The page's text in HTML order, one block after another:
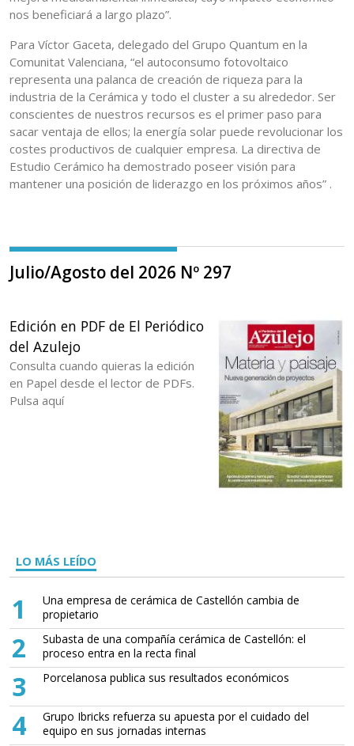
nos beneficiará a largo plazo”.
Para Víctor Gaceta, delegado del Grupo Quantum en la
Comunitat Valenciana, “el autoconsumo fotovoltaico
representa una palanca de creación de riqueza para la
industria de la Cerámica y todo el cluster a su alrededor. Ser
conscientes de nuestros recursos es el primer paso para
sacar ventaja de ellos; la energía solar puede revolucionar los
costes productivos de cualquier empresa. La directiva de
Estudio Cerámico ha demostrado poseer visión para
mantener una posición de liderazgo en los próximos años” .
Julio/Agosto del 2026 Nº 297
Edición en PDF de El Periódico
del Azulejo
Consulta cuando quieras la edición
en Papel desde el lector de PDFs.
Pulsa aquí
LO MÁS LEÍDO
1
Una empresa de cerámica de Castellón cambia de
propietario
2
Subasta de una compañía cerámica de Castellón: el
proceso entra en la recta final
3 Porcelanosa publica sus resultados económicos
4
Grupo Ibricks refuerza su apuesta por el cuidado del
equipo en sus jornadas internas